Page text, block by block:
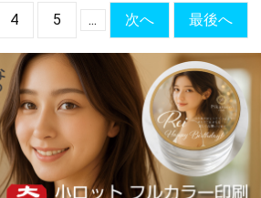
4 5 ... 次へ 最後へ